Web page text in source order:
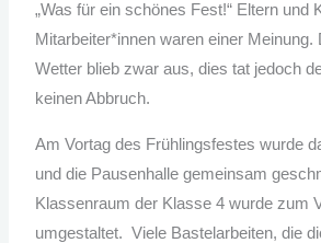
„Was für ein schönes Fest!“ Eltern und
Mitarbeiter*innen waren einer Meinung.
Wetter blieb zwar aus, dies tat jedoch
keinen Abbruch.
Am Vortag des Frühlingsfestes wurde
und die Pausenhalle gemeinsam
Klassenraum der Klasse 4 wurde zum
umgestaltet. Viele Bastelarbeiten, die